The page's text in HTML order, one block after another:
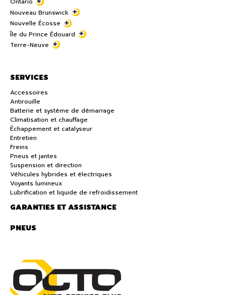
Nouveau Brunswick
Nouvelle Écosse
Île du Prince Édouard
Terre-Neuve
SERVICES
Accessoires
Antirouille
Batterie et système de démarrage
Climatisation et chauffage
Échappement et catalyseur
Entretien
Freins
Pneus et jantes
Suspension et direction
Véhicules hybrides et électriques
Voyants lumineux
Lubrification et liquide de refroidissement
GARANTIES ET ASSISTANCE
PNEUS